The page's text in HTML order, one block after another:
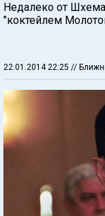
Недалеко от
"коктейлем
22.01.2014 22:25 //